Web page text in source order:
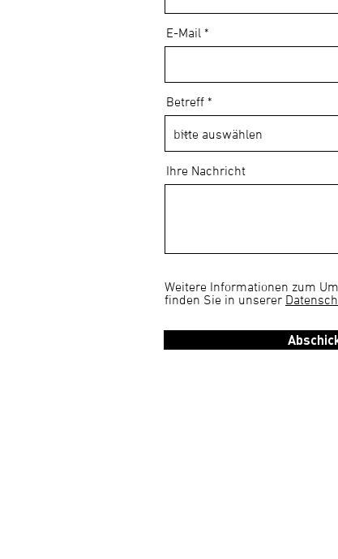
E-Mail
Betreff
Ihre Nachricht
Weitere Informationen zum
finden Sie in unserer